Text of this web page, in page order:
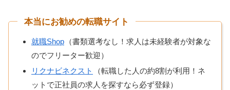
本当にお勧めの転職サイト
就職Shop （書類選考なし！求人は未経験者が対象な
のでフリーター歓迎）
リクナビネクスト
（転職した人の約8割が利用！ネ
ットで正社員の求人を探すなら必ず登録）